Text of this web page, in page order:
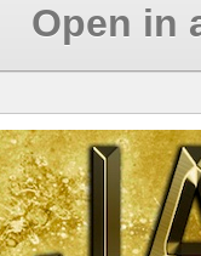
Open in